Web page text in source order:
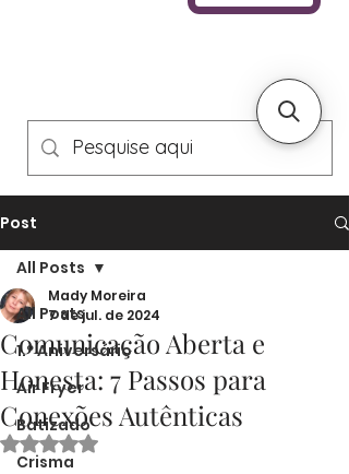
Post
All Posts
1.º Aniversário
Air Fryer
Batizado
Crisma
All Posts
Comunicação Aberta e
Honesta: 7 Passos para
Conexões Autênticas
Mady Moreira
7 de jul. de 2024
Avaliado com NaN de 5 estrelas.